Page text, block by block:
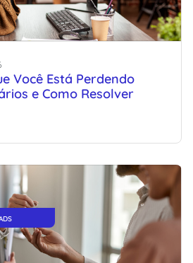
Você Está Perdendo
e Como Resolver